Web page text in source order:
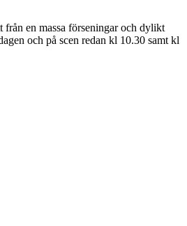
en massa förseningar och dylikt
och på scen redan kl 10.30 samt kl